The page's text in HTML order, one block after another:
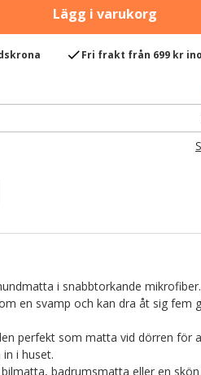
checkFri frakt från 699 kr
i snabbtorkande mikrofiber.
en svamp och kan dra åt sig fem
perfekt som matta vid dörren för
i huset.
badrumsmatta eller en